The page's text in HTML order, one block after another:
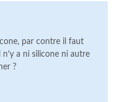
par contre il faut
a ni silicone ni autre
?